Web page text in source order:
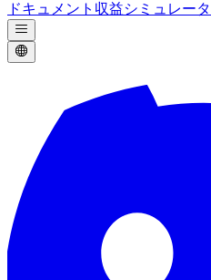
ドキュメント 収益シミュレー